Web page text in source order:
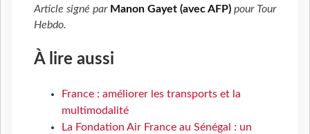
Article signé par Manon Gayet (avec AFP) pour Tour
Hebdo.
À lire aussi
France : améliorer les transports et la
multimodalité
La Fondation Air France au Sénégal : un